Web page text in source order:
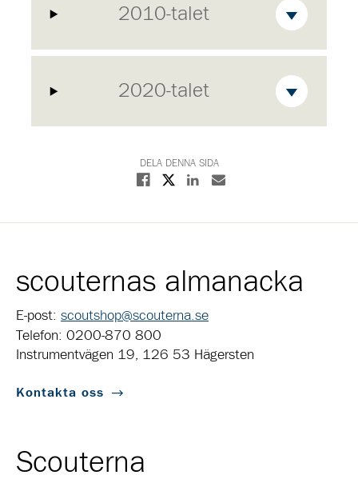
2010-talet
2020-talet
DELA DENNA SIDA
Dela på Facebook
Dela på XDela på Linkedin
Dela med E-post
scouternas almanacka
E-post: scoutshop@scouterna.se
Telefon: 0200-870 800
Instrumentvägen 19, 126 53 Hägersten
Kontakta oss
Scouterna